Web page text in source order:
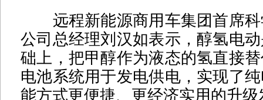
远程新能源商用车集团首席科
公司总经理刘汉如表示，醇氢电
础上，把甲醇作为液态的氢直接
电池系统用于发电供电，实现了
能方式更便捷、更经济实用的升级